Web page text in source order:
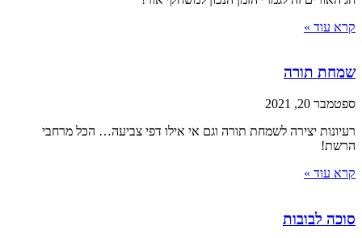
קרא עוד »
שמחת תורה
ספטמבר 20, 2021
רעיונות יצירה לשמחת תורה וגם אי אילו דפי צביעה… הכל מרחבי
הרשת!
קרא עוד »
סוכה לבובות